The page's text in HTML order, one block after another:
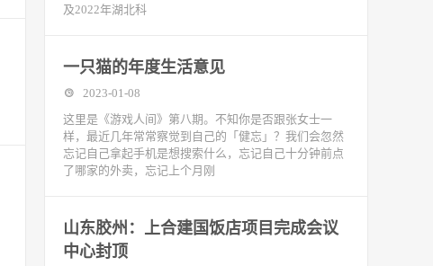
及2022年湖北科
一只猫的年度生活意见
2023-01-08
这里是《游戏人间》第八期。不知你是否跟张女士一
样，最近几年常常察觉到自己的「健忘」？我们会忽然
忘记自己拿起手机是想搜索什么，忘记自己十分钟前点
了哪家的外卖，忘记上个月刚
山东胶州：上合建国饭店项目完成会议
中心封顶